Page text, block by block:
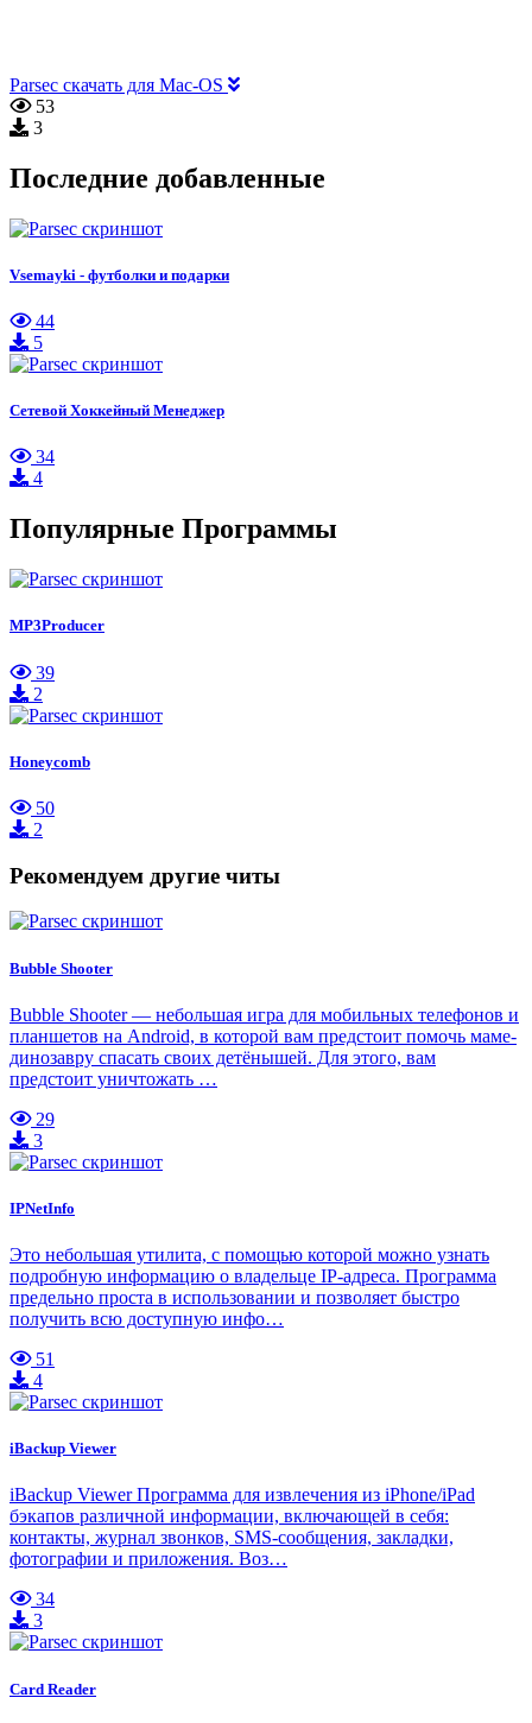
Parsec скачать для Mac-OS
53
3
Последние добавленные
Vsemayki - футболки и подарки
44
5
Сетевой Хоккейный Менеджер
34
4
Популярные Программы
MP3Producer
39
2
Honeycomb
50
2
Рекомендуем другие читы
Bubble Shooter
Bubble Shooter — небольшая игра для мобильных телефонов и
планшетов на Android, в которой вам предстоит помочь маме-
динозавру спасать своих детёнышей. Для этого, вам
предстоит уничтожать …
29
3
IPNetInfo
Это небольшая утилита, с помощью которой можно узнать
подробную информацию о владельце IP-адреса. Программа
предельно проста в использовании и позволяет быстро
получить всю доступную инфо…
51
4
iBackup Viewer
iBackup Viewer Программа для извлечения из iPhone/iPad
бэкапов различной информации, включающей в себя:
контакты, журнал звонков, SMS-сообщения, закладки,
фотографии и приложения. Воз…
34
3
Card Reader